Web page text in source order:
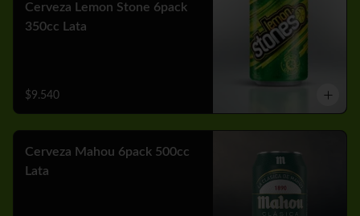
Cerveza Lemon Stone 6pack
350cc Lata
$9.540
Cerveza Mahou 6pack 500cc
Lata